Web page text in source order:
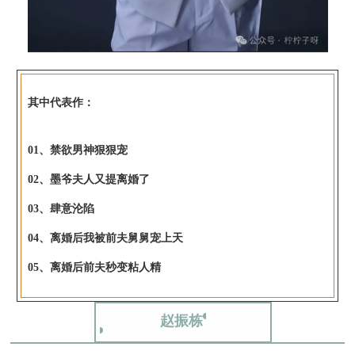
其中代表作：
01、禁欲男神狠狠宠
02、墨爷夫人又提离婚了
03、肆意沦陷
04、离婚后我被前夫舅舅宠上天
05、离婚后前夫秒变粘人精
赵振栋